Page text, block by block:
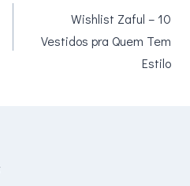
Wishlist Zaful – 10
Vestidos pra Quem Tem
Estilo